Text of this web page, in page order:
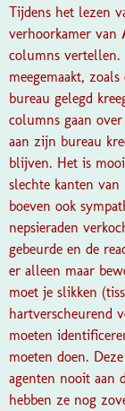
Tijdens het lezen
verhoorkamer van
columns vertellen.
meegemaakt,
bureau gelegd
columns gaan
aan zijn bureau
blijven. Het is
slechte kanten
boeven ook
nepsieraden
gebeurde en de
er alleen maar
moet je slikken
hartverscheurend
moeten
moeten doen.
agenten nooit aan
hebben ze nog